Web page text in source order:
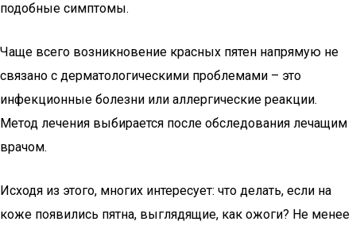
подобные симптомы.
Чаще всего возникновение красных пятен напрямую не
связано с дерматологическими проблемами – это
инфекционные болезни или аллергические реакции.
Метод лечения выбирается после обследования лечащим
врачом.
Исходя из этого, многих интересует: что делать, если на
коже появились пятна, выглядящие, как ожоги? Не менее